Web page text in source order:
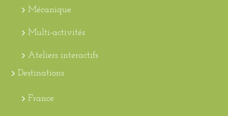
Mécanique
Multi-activités
Ateliers interactifs
Destinations
France